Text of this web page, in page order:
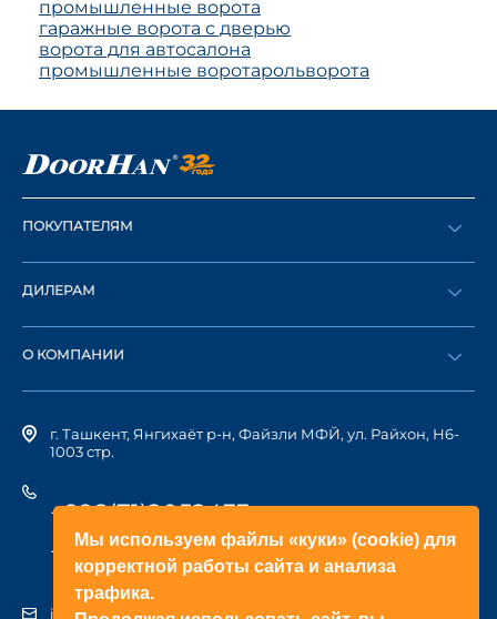
Мы используем файлы «куки» (cookie) для
корректной работы сайта и анализа
трафика.
промышленные ворота
гаражные ворота с дверью
ворота для автосалона
промышленные воротарольворота
ПОКУПАТЕЛЯМ
Оформить заказ
Каталог
ДИЛЕРАМ
Стать дилером
О КОМПАНИИ
История компании
г. Ташкент, Янгихаёт р-н, Файзли МФЙ, ул. Райхон, Н6-
1003 стр.
+998(71)2052433
+998(71)2052422
info@doorhan.uz